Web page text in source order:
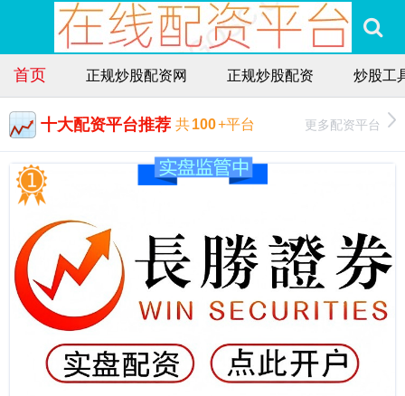
首页 正规炒股配资网 正规炒股配资 炒股工
十大配资平台推荐 共100+平台 更多配资平台